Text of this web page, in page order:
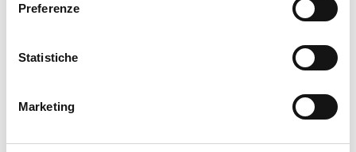
Preferenze
Statistiche
Marketing
26806